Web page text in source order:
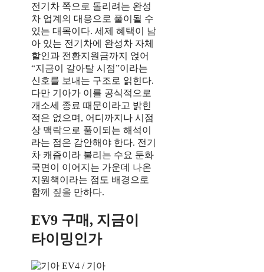
전기차 쪽으로 돌리려는 완성
차 업계의 대응으로 풀이될 수
있는 대목이다. 세제 혜택이 남
아 있는 전기차에 완성차 자체
할인과 전환지원금까지 얹어
“지금이 갈아탈 시점”이라는
신호를 보내는 구조로 읽힌다.
다만 기아가 이를 공식적으로
개소세 종료 때문이라고 밝힌
적은 없으며, 어디까지나 시점
상 맥락으로 풀이되는 해석이
라는 점은 감안해야 한다. 전기
차 캐즘이라 불리는 수요 둔화
국면이 이어지는 가운데 나온
지원책이라는 점도 배경으로
함께 짚을 만하다.
EV9 구매, 지금이
타이밍인가